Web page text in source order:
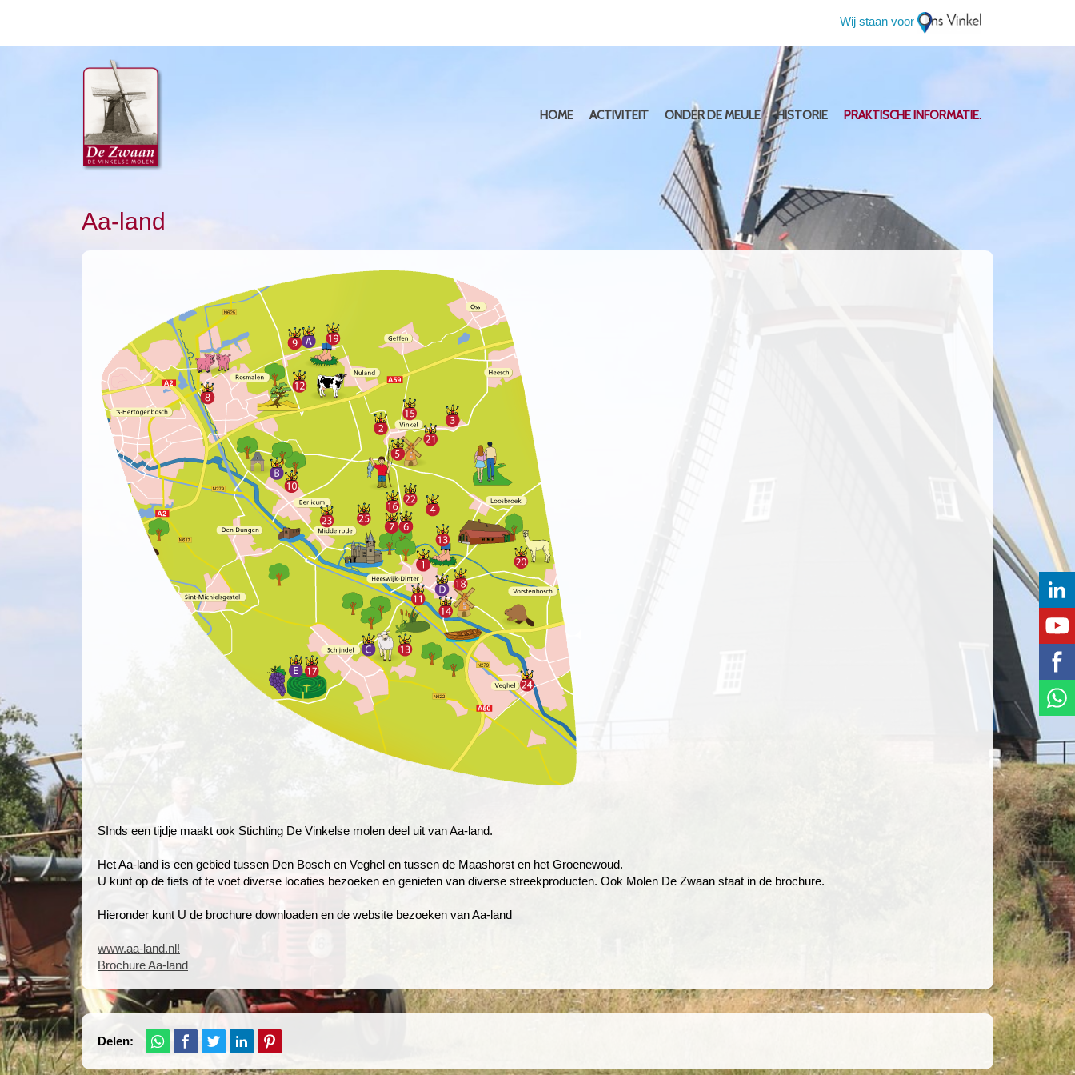
Wij staan voor
HOME ACTIVITEIT ONDER DE MEULE HISTORIE PRAKTISCHE INFORMATIE.
Aa-land
SInds een tijdje maakt ook Stichting De Vinkelse molen deel uit van Aa-land.
Het Aa-land is een gebied tussen Den Bosch en Veghel en tussen de Maashorst en het Groenewoud.
U kunt op de fiets of te voet diverse locaties bezoeken en genieten van diverse streekproducten. Ook Molen De Zwaan staat in de brochure.
Hieronder kunt U de brochure downloaden en de website bezoeken van Aa-land
www.aa-land.nl!
Brochure Aa-land
Delen: